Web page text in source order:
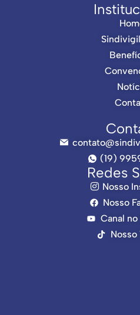
(19)
Redes
Nosso
Nosso
Canal